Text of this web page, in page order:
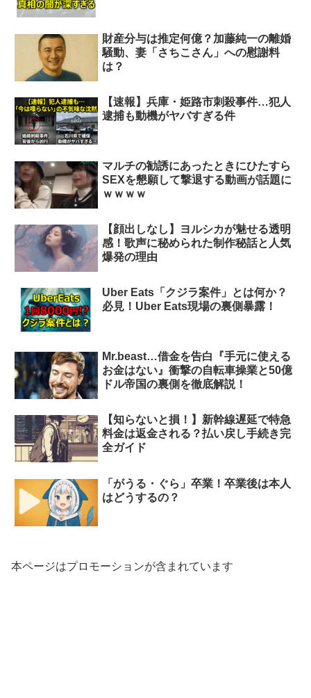
財産分与は推定何億？加藤純一の離婚
騒動、妻「さちこさん」への慰謝料
は？
【速報】兵庫・姫路市刺殺事件…犯人
逮捕も動機がヤバすぎる件
マルチの勧誘にあったときにひたすら
SEXを懇願して撃退する動画が話題に
ｗｗｗｗ
【顔出しなし】ヨルシカが魅せる透明
感！歌声に秘められた制作秘話と人気
爆発の理由
Uber Eats「クジラ案件」とは何か？
必見！Uber Eats現場の裏側暴露！
Mr.beast…借金を告白『手元に使える
お金はない』衝撃の自転車操業と50億
ドル帝国の裏側を徹底解説！
【知らないと損！】新幹線遅延で特急
料金は返金される？払い戻し手続き完
全ガイド
「がうる・ぐら」卒業！卒業後は本人
はどうするの？
本ページはプロモーションが含まれています